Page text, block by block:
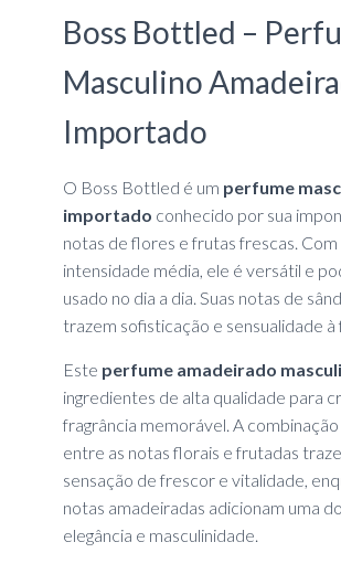
Boss Bottled –
Masculino
Importado
O Boss Bottled é um perfume
importado conhecido por sua
notas de flores e frutas frescas. Com
intensidade média, ele é versátil e
usado no dia a dia. Suas notas de
trazem sofisticação e sensualidade à
Este perfume amadeirado
ingredientes de alta qualidade para
fragrância memorável. A
entre as notas florais e frutadas
sensação de frescor e vitalidade,
notas amadeiradas adicionam uma
elegância e masculinidade.